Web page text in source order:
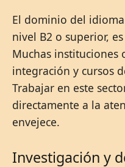
El dominio del
nivel B2 o superior,
Muchas instituciones
integración y cursos
Trabajar en este
directamente a la
envejece.
Investigación y